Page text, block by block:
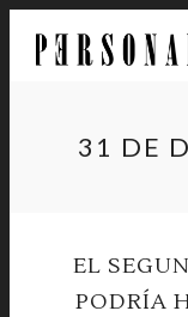
31 DE
EL
PODRÍA